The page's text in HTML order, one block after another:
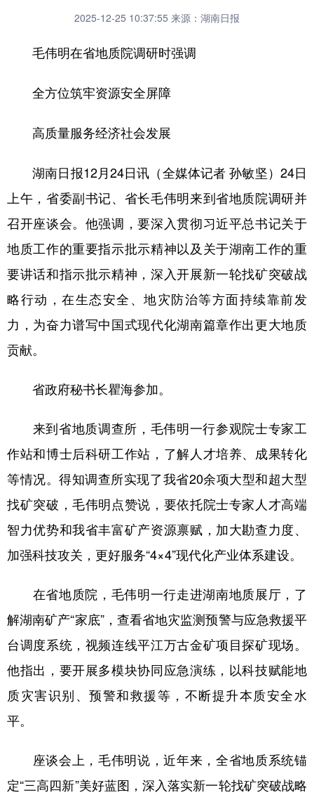
2025-12-25 10:37:55 来源：湖南日报
毛伟明在省地质院调研时强调
全方位筑牢资源安全屏障
高质量服务经济社会发展
湖南日报12月24日讯（全媒体记者 孙敏坚）24日
上午，省委副书记、省长毛伟明来到省地质院调研并
召开座谈会。他强调，要深入贯彻习近平总书记关于
地质工作的重要指示批示精神以及关于湖南工作的重
要讲话和指示批示精神，深入开展新一轮找矿突破战
略行动，在生态安全、地灾防治等方面持续靠前发
力，为奋力谱写中国式现代化湖南篇章作出更大地质
贡献。
省政府秘书长瞿海参加。
来到省地质调查所，毛伟明一行参观院士专家工
作站和博士后科研工作站，了解人才培养、成果转化
等情况。得知调查所实现了我省20余项大型和超大型
找矿突破，毛伟明点赞说，要依托院士专家人才高端
智力优势和我省丰富矿产资源禀赋，加大勘查力度、
加强科技攻关，更好服务“4×4”现代化产业体系建设。
在省地质院，毛伟明一行走进湖南地质展厅，了
解湖南矿产“家底”，查看省地灾监测预警与应急救援平
台调度系统，视频连线平江万古金矿项目探矿现场。
他指出，要开展多模块协同应急演练，以科技赋能地
质灾害识别、预警和救援等，不断提升本质安全水
平。
座谈会上，毛伟明说，近年来，全省地质系统锚
定“三高四新”美好蓝图，深入落实新一轮找矿突破战略